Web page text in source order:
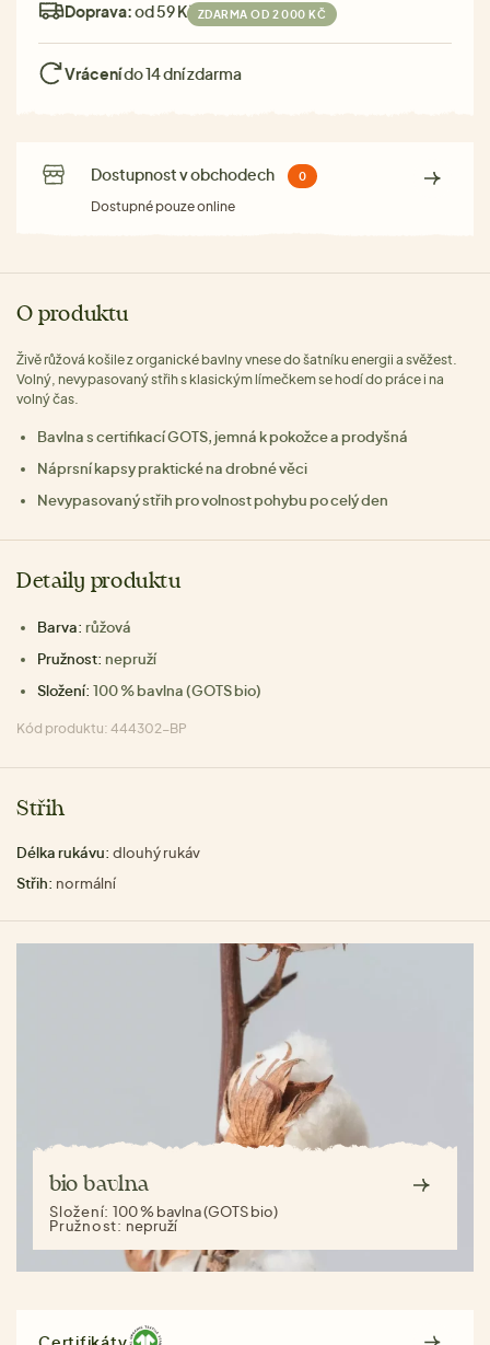
Doprava:od 59 Kč ZDARMA OD 2 000 KČ
Vrácenído 14 dní zdarma
Dostupnost v obchodech 0
Dostupné pouze online
O produktu
Živě růžová košile z organické bavlny vnese do šatníku energii a svěžest.
Volný, nevypasovaný střih s klasickým límečkem se hodí do práce i na
volný čas.
Bavlna s certifikací GOTS, jemná k pokožce a prodyšná
Náprsní kapsy praktické na drobné věci
Nevypasovaný střih pro volnost pohybu po celý den
Detaily produktu
Barva: růžová
Pružnost: nepruží
Složení: 100 % bavlna (GOTS bio)
Kód produktu: 444302-BP
Střih
Délka rukávu: dlouhý rukáv
Střih: normální
bio bavlna
Složení:100 % bavlna (GOTS bio)
Pružnost: nepruží